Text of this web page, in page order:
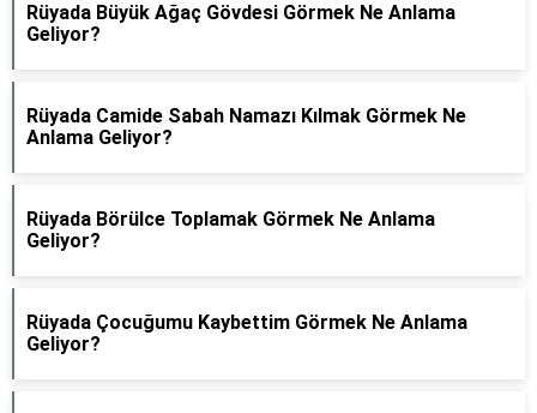
Rüyada Büyük Ağaç Gövdesi Görmek Ne Anlama
Geliyor?
Rüyada Camide Sabah Namazı Kılmak Görmek Ne
Anlama Geliyor?
Rüyada Börülce Toplamak Görmek Ne Anlama
Geliyor?
Rüyada Çocuğumu Kaybettim Görmek Ne Anlama
Geliyor?